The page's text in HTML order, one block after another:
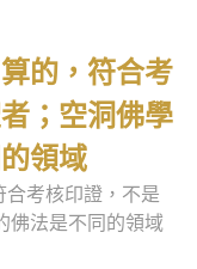
的，符合考
；空洞佛學
領域
合考核印證，不是
佛法是不同的領域